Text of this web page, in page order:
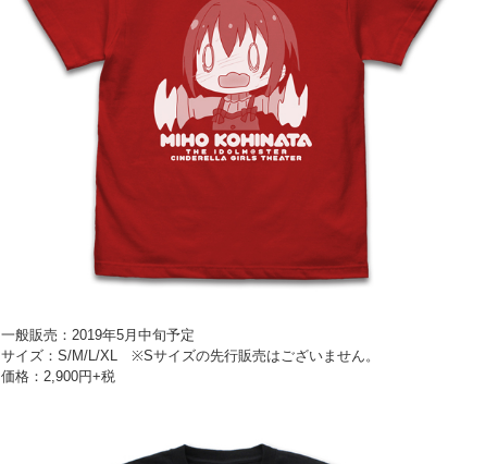
一般販売：2019年5月中旬予定
サイズ：S/M/L/XL ※Sサイズの先行販売はございません。
価格：2,900円+税